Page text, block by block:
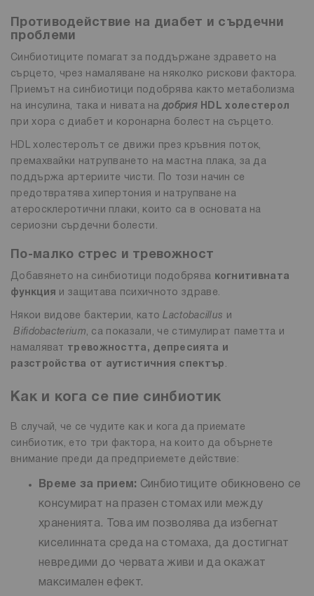
Противодействие на диабет и сърдечни
проблеми
Синбиотиците помагат за поддържане здравето на
сърцето, чрез намаляване на няколко рискови фактора.
Приемът на синбиотици подобрява както метаболизма
на инсулина, така и нивата надобрияHDL холестерол
при хора с диабет и коронарна болест на сърцето.
HDL холестеролът се движи през кръвния поток,
премахвайки натрупването на мастна плака, за да
поддържа артериите чисти. По този начин се
предотвратява хипертония и натрупване на
атеросклеротични плаки, които са в основата на
сериозни сърдечни болести.
По-малко стрес и тревожност
Добавянето на синбиотици подобрява
когнитивната
функция
и защитава психичното здраве.
Някои видове бактерии, като Lactobacillus
и
Bifidobacterium, са показали, че стимулират паметта и
намаляват тревожността, депресията и
разстройства от аутистичния спектър .
Как и кога се пие синбиотик
В случай, че се чудите как и кога да приемате
синбиотик, ето три фактора, на които да обърнете
внимание преди да предприемете действие:
Време за прием: Синбиотиците обикновено се
консумират на празен стомах или между
храненията. Това им позволява да избегнат
киселинната среда на стомаха, да достигнат
невредими до червата живи и да окажат
максимален ефект.